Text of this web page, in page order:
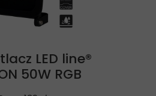
LED line®
50W RGB